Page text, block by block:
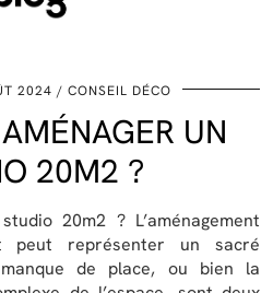
2024 CONSEIL DÉCO
UN
20M2 ?
20m2 ? L’aménagement
peut représenter un sacré
de place, ou bien la